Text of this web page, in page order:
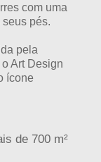
com uma
pés.
pela
Art Design
ícone
de 700 m²